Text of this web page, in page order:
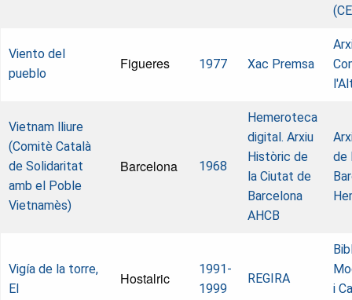
Viento del
pueblo
Figueres 1977 Xac Premsa
Vietnam lliure
(Comitè Català
de Solidaritat
amb el Poble
Vietnamès)
Barcelona 1968
Hemeroteca
digital. Arxiu
Històric de
la Ciutat de
Barcelona
AHCB
de
Vigía de la torre,
El
Hostalric
1991-
1999
REGIRA
i